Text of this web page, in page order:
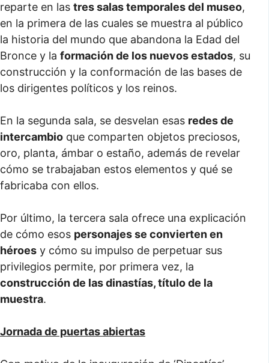
reparte en las tres salas temporales del museo,
en la primera de las cuales se muestra al público
la historia del mundo que abandona la Edad del
Bronce y la formación de los nuevos estados, su
construcción y la conformación de las bases de
los dirigentes políticos y los reinos.
En la segunda sala, se desvelan esas redes de
intercambio que comparten objetos preciosos,
oro, planta, ámbar o estaño, además de revelar
cómo se trabajaban estos elementos y qué se
fabricaba con ellos.
Por último, la tercera sala ofrece una explicación
de cómo esos personajes se convierten en
héroes y cómo su impulso de perpetuar sus
privilegios permite, por primera vez, la
construcción de las dinastías, título de la
muestra.
Jornada de puertas abiertas